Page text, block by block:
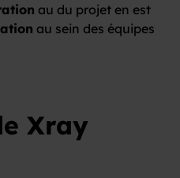
au du projet en est
au sein des équipes
Xray